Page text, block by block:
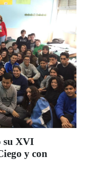
de los hombres.
su XVI
y con